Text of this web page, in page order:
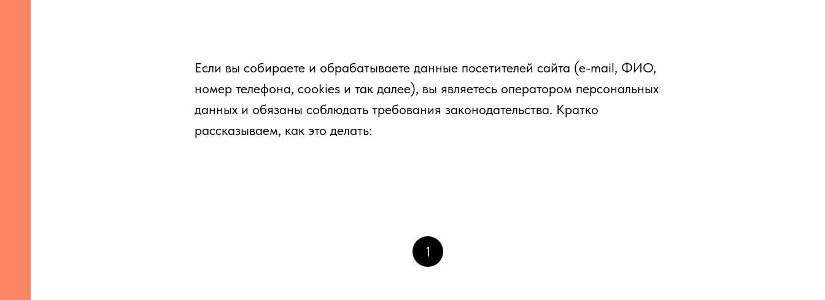
Если вы собираете и обрабатываете данные посетителей сайта (e-mail, ФИО,
номер телефона, cookies и так далее), вы являетесь оператором персональных
данных и обязаны соблюдать требования законодательства. Кратко
рассказываем, как это делать:
1